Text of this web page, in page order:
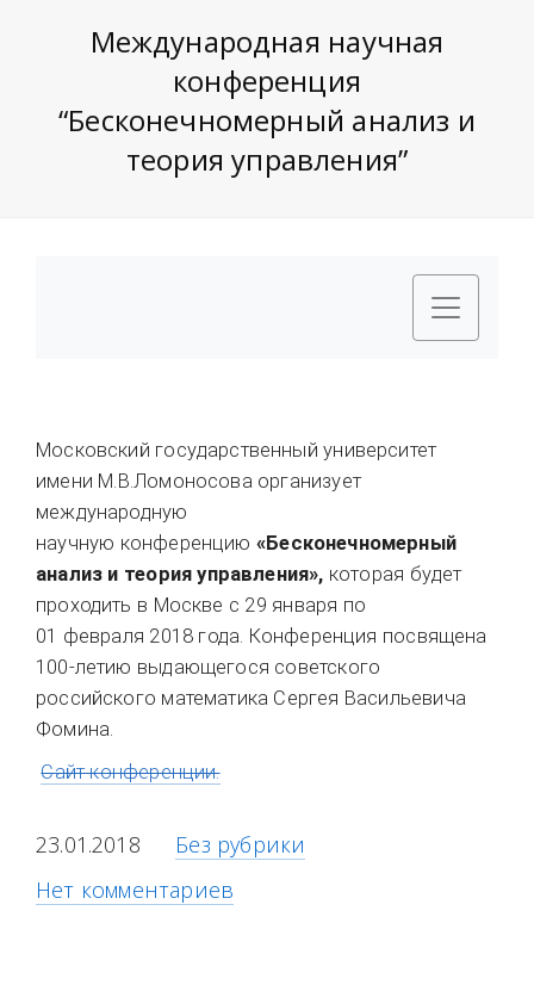
Международная научная
конференция
“Бесконечномерный анализ и
теория управления”
Московский государственный университет
имени М.В.Ломоносова организует
международную
научную конференцию «Бесконечномерный
анализ и теория управления», которая будет
проходить в Москве с 29 января по
01 февраля 2018 года. Конференция посвящена
100-летию выдающегося советского
российского математика Сергея Васильевича
Фомина.
Сайт конференции.
23.01.2018
Без рубрики
Нет комментариев